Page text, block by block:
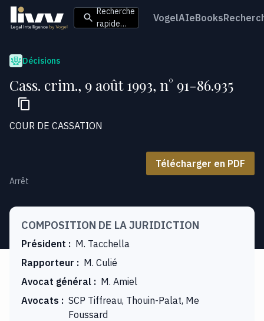
Recherche
rapide…
VogelAIeBooks
Décisions
Cass. crim., 9 août 1993, n° 91-86.935
COUR DE CASSATION
Télécharger en PDF
Arrêt
COMPOSITION DE LA JURIDICTION
Président : M. Tacchella
Rapporteur : M. Culié
Avocat général : M. Amiel
Avocats : SCP Tiffreau, Thouin-Palat, Me
Foussard